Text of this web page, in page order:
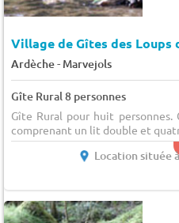
Ardèche- Marvejols
Gîte Rural 8 personnes
Gîte Rural pour huit
comprenant un lit double et
Location située